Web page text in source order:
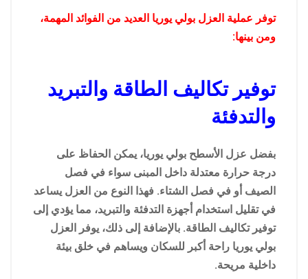
توفر عملية العزل بولي يوريا العديد من الفوائد المهمة،
ومن بينها:
توفير تكاليف الطاقة والتبريد
والتدفئة
بفضل عزل الأسطح بولي يوريا، يمكن الحفاظ على
درجة حرارة معتدلة داخل المبنى سواء في فصل
الصيف أو في فصل الشتاء. فهذا النوع من العزل يساعد
في تقليل استخدام أجهزة التدفئة والتبريد، مما يؤدي إلى
توفير تكاليف الطاقة. بالإضافة إلى ذلك، يوفر العزل
بولي يوريا راحة أكبر للسكان ويساهم في خلق بيئة
داخلية مريحة.